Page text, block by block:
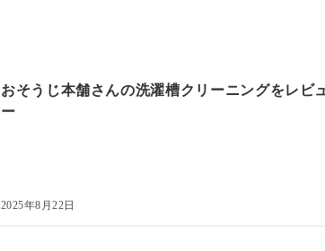
おそうじ本舗さんの洗濯槽クリーニングをレビ
ー
2025年8月22日